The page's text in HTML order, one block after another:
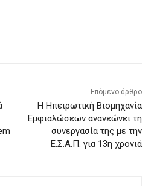
Επόμενο άρθρο
Η Ηπειρωτική Βιομηχανία
Εμφιαλώσεων ανανεώνει τη
συνεργασία της με την
Ε.Σ.Α.Π. για 13η χρονιά